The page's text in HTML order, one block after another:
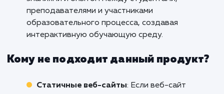
сообщество вокруг своих публикаций. Она
позволяет читателям выражать свое мнение,
задавать вопросы и обсуждать
повышению степени привлекательности